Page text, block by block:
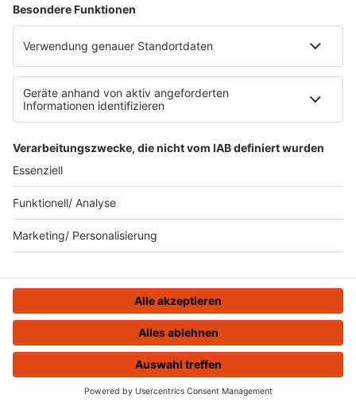
HOME STREAMS MENÜ
Datenschutzeinstellungen
Datenverarbeitung bei Gewinnspielen
Teilnahmebedingungen
Gewinnspielregeln Social Media
KI-Leitlinie
KI-Leitlinie
© ROCK FM - Eine Marke der Audiotainment Südwest GmbH &
Co. KG